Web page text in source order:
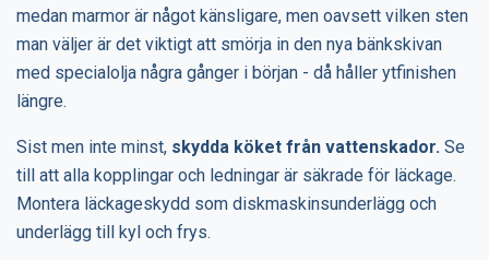
medan marmor är något känsligare, men oavsett vilken sten
man väljer är det viktigt att smörja in den nya bänkskivan
med specialolja några gånger i början - då håller ytfinishen
längre.
Sist men inte minst, skydda köket från vattenskador. Se
till att alla kopplingar och ledningar är säkrade för läckage.
Montera läckageskydd som diskmaskinsunderlägg och
underlägg till kyl och frys.